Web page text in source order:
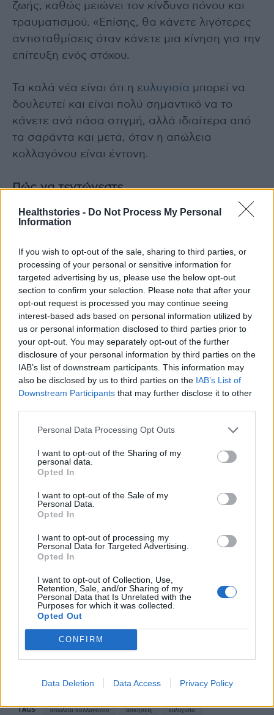
Healthstories - Do Not Process My Personal
Information
If you wish to opt-out of the sale, sharing to third parties, or
processing of your personal or sensitive information for
targeted advertising by us, please use the below opt-out
section to confirm your selection. Please note that after your
opt-out request is processed you may continue seeing
interest-based ads based on personal information utilized by
us or personal information disclosed to third parties prior to
your opt-out. You may separately opt-out of the further
disclosure of your personal information by third parties on the
IAB’s list of downstream participants. This information may
also be disclosed by us to third parties on the IAB’s List of
Downstream Participants that may further disclose it to other
Personal Data Processing Opt Outs
I want to opt-out of the Sharing of my
personal data.
Opted In
I want to opt-out of the Sale of my
Personal Data.
Opted In
I want to opt-out of processing my
Personal Data for Targeted Advertising.
Opted In
I want to opt-out of Collection, Use,
Retention, Sale, and/or Sharing of my
Personal Data that Is Unrelated with the
Purposes for which it was collected.
Opted Out
CONFIRM
Data Deletion Data Access Privacy Policy
ζωής, καθώς μειώνει τον κίνδυνο πόνου και
τραυματισμού. «Επίσης, θα κάνετε λιγότερες
αντισταθμίσεις όταν κάνετε μια κίνηση για την
επίτευξη ενός στόχου.
Τα καλά νέα είναι ότι η ευλυγισία μπορεί να
δουλευτεί και είναι πολύ σημαντικό να το
κάνετε ανά πάσα στιγμή, αλλά ιδιαίτερα από
τα σαράντα και μετά, όταν η απώλεια
κολλαγόνου είναι έντονη.
Πώς να τεντώνεστε
Οι πιο συνιστώμενες ασκήσεις για την
οποίες για χρόνια συνιστούσαν να γίνονται με
αναπήδηση, ενώ τώρα έχει αποδειχθεί ότι
είναι πιο αποτελεσματικές μέσω
διατηρούμενων στάσεων, «ήπιες, ακόμη και με
κίνηση, για να οδηγηθεί η άρθρωση στο
μέγιστο εύρος κίνησης, αλλά με ενεργητικό
τρόπο και πάντα σε ρυθμό με την αναπνοή».
Ένα άλλο από τα κλειδιά για να αξιοποιήσουν
στο έπακρο τις δυνατότητές τους είναι να
είναι συνεπείς στις επιδόσεις τους.
να διασφαλιστεί ότι οι ασκήσεις εκτελούνται
σωστά είναι να τις εκτελείτε «με ένταση, αλλά
όχι με πόνο».
Διαβάστε επίσης
Πώς η Τεχνητή Νοημοσύνη αλλάζει τον
εργασιακό χώρο;
Ινομυώματα: Πότε και πώς πρέπει να
αφαιρούνται;
TAGS απώλεια κολλαγόνου ασκήσεις ευλυγισία